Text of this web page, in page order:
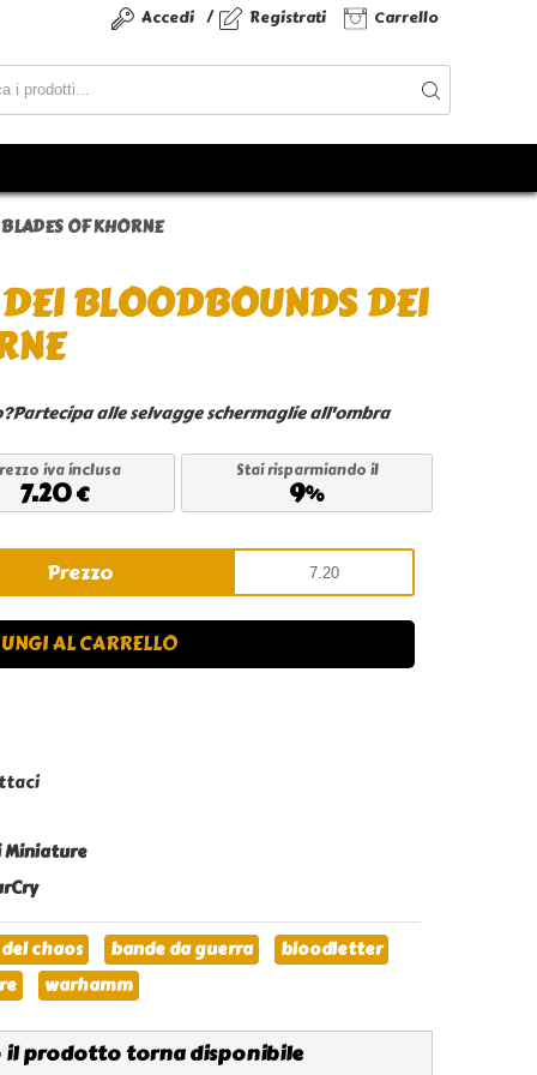
Accedi / Registrati Carrello
OF KHORNE
BLOODBOUNDS DEI
alle selvagge schermaglie all'ombra
iva inclusa
7.20€
Stai risparmiando il
9%
Prezzo
AL CARRELLO
Miniature
chaos bande da guerra
bloodletter
warhamm
il prodotto torna disponibile